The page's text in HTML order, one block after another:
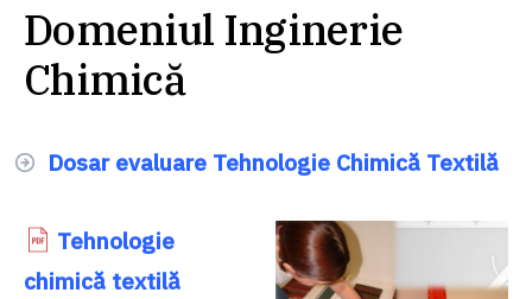
Domeniul Inginerie
Chimică
Dosar evaluare Tehnologie Chimică Textilă
Tehnologie
chimică textilă